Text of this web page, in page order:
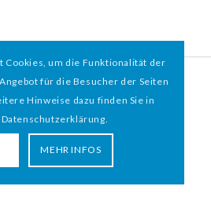
e.V. | WEBDESIGN BY WEBIGAMI
Cookies, um die Funktionalität der
für die Besucher der Seiten
Hinweise dazu finden Sie in
MEHR INFOS